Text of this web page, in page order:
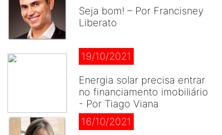
Seja bom! – Por Francisney
Liberato
19/10/2021
Energia solar precisa entrar
no financiamento imobiliário
- Por Tiago Viana
16/10/2021